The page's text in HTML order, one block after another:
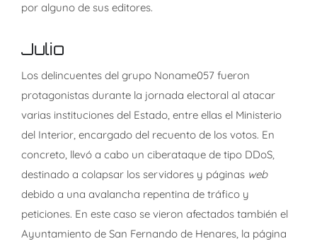
por alguno de sus editores.
Julio
Los delincuentes del grupo Noname057 fueron
protagonistas durante la jornada electoral al atacar
varias instituciones del Estado, entre ellas el Ministerio
del Interior, encargado del recuento de los votos. En
concreto, llevó a cabo un ciberataque de tipo DDoS,
destinado a colapsar los servidores y páginas web
debido a una avalancha repentina de tráfico y
peticiones. En este caso se vieron afectados también el
Ayuntamiento de San Fernando de Henares, la página